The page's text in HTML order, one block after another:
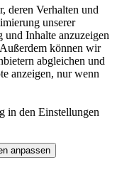
deren Verhalten und
unserer
und Inhalte anzuzeigen
können wir
abgleichen und
anzeigen, nur wenn
in den Einstellungen
anpassen